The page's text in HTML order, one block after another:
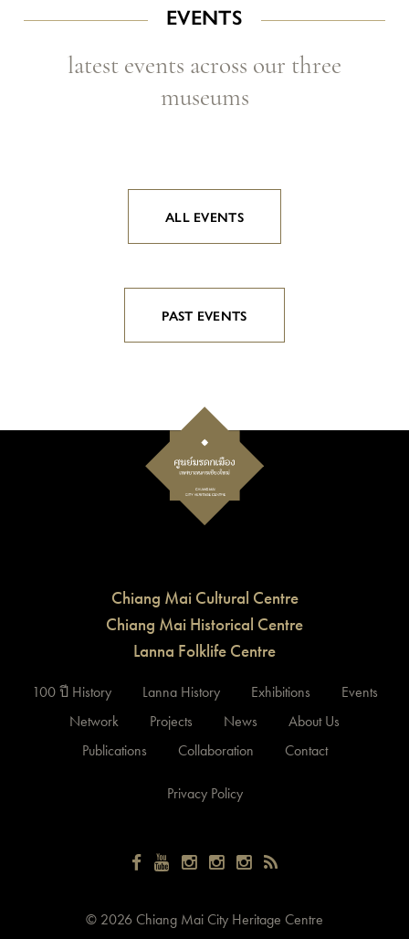
EVENTS
latest events across our three
museums
ALL EVENTS
PAST EVENTS
Chiang Mai Cultural Centre
Chiang Mai Historical Centre
Lanna Folklife Centre
100 ปี History Lanna History Exhibitions
Events
Network
Projects News
About Us
Publications
Collaboration Contact
Privacy Policy
© 2026 Chiang Mai City Heritage Centre